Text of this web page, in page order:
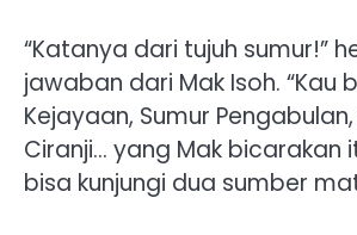
“Katanya dari tujuh sumur!”
jawaban dari Mak Isoh. “Kau
Kejayaan, Sumur
Ciranji… yang Mak bicarakan
bisa kunjungi dua sumber